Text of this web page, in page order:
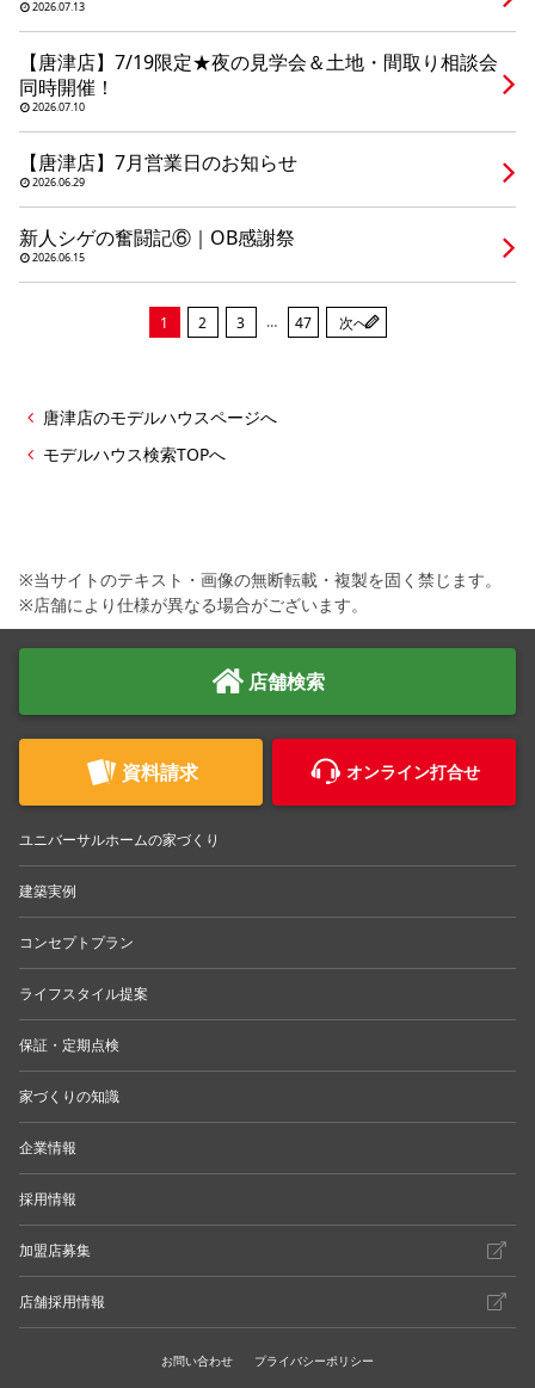
お問い合わせ
2026.07.13
【唐津店】7/19限定★夜の見学会＆土地・間取り相談会
同時開催！
2026.07.10
【唐津店】7月営業日のお知らせ
2026.06.29
新人シゲの奮闘記⑥｜OB感謝祭
2026.06.15
1 2 3 … 47 次へ
唐津店のモデルハウスページへ
モデルハウス検索TOPへ
※当サイトのテキスト・画像の無断転載・複製を固く禁じます。
※店舗により仕様が異なる場合がございます。
店舗検索
資料請求 オンライン打合せ
ユニバーサルホームの家づくり
建築実例
コンセプトプラン
ライフスタイル提案
保証・定期点検
家づくりの知識
企業情報
採用情報
加盟店募集
店舗採用情報
お問い合わせ プライバシーポリシー